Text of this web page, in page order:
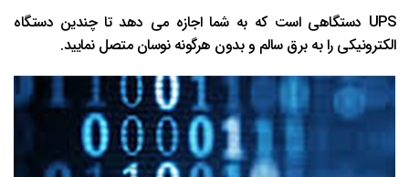
UPS دستگاهی است که به شما اجازه می دهد تا چندین دستگاه
الکترونیکی را به برق سالم و بدون هرگونه نوسان متصل نمایید.